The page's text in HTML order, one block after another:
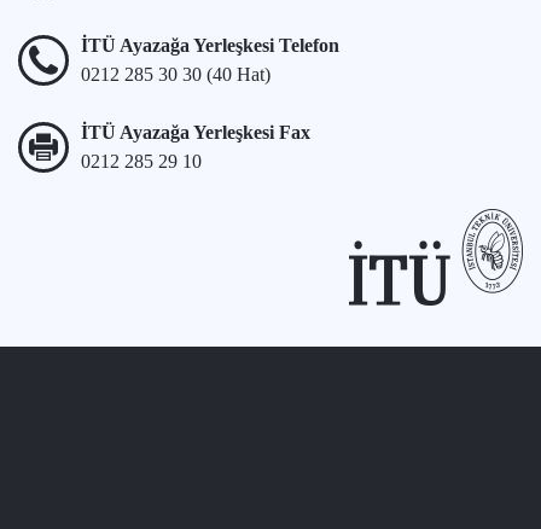
İTÜ Ayazağa Yerleşkesi Telefon
0212 285 30 30 (40 Hat)
İTÜ Ayazağa Yerleşkesi Fax
0212 285 29 10